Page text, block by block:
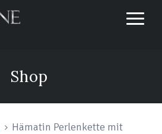
Shop
Hämatin Perlenkette mit